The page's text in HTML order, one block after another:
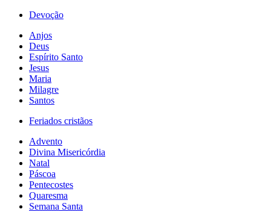
Devoção
Anjos
Deus
Espírito Santo
Jesus
Maria
Milagre
Santos
Feriados cristãos
Advento
Divina Misericórdia
Natal
Páscoa
Pentecostes
Quaresma
Semana Santa